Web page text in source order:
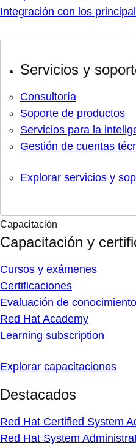
Integración con los
Servicios y
Consultoría
Soporte de productos
Servicios para la
Gestión de cuentas
Explorar servicios y
Capacitación
Capacitación y
Cursos y exámenes
Certificaciones
Evaluación de
Red Hat Academy
Learning subscription
Explorar capacitaciones
Destacados
Red Hat Certified System
Red Hat System